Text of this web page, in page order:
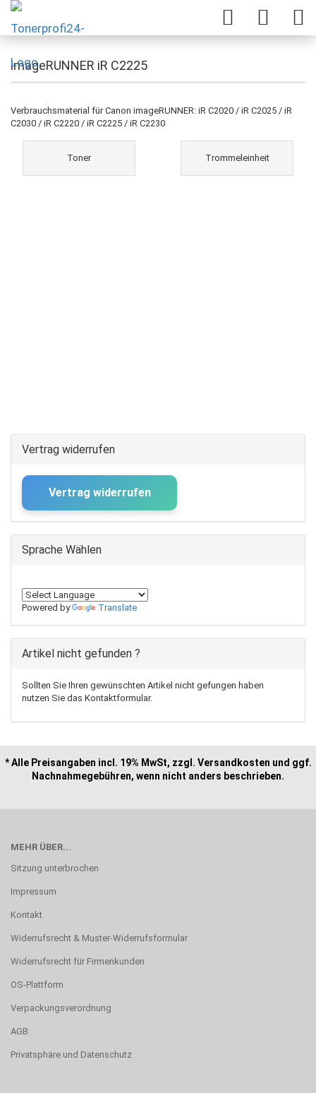
imageRUNNER iR C2225
Verbrauchsmaterial für Canon imageRUNNER: iR C2020 / iR C2025 / iR
C2030 / iR C2220 / iR C2225 / iR C2230
Toner Trommeleinheit
Vertrag widerrufen
Vertrag widerrufen
Sprache Wählen
Powered by Translate
Artikel nicht gefunden ?
Sollten Sie Ihren gewünschten Artikel nicht gefungen haben
nutzen Sie das Kontaktformular.
* Alle Preisangaben incl. 19% MwSt, zzgl. Versandkosten und ggf.
Nachnahmegebühren, wenn nicht anders beschrieben.
MEHR ÜBER...
Sitzung unterbrochen
Impressum
Kontakt
Widerrufsrecht & Muster-Widerrufsformular
Widerrufsrecht für Firmenkunden
OS-Plattform
Verpackungsverordnung
AGB
Privatsphäre und Datenschutz